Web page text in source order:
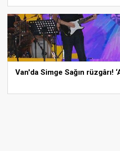
Van'da Simge Sağın rüzgârı!